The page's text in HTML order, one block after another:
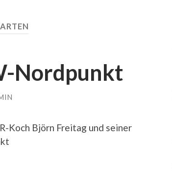
Nordpunkt
Koch Björn Freitag und seiner